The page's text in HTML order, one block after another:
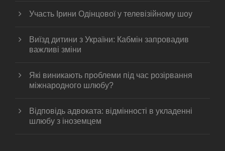
Участь Ірини Одінцової у телевізійному шоу
Виїзд дитини з України: Кабмін запровадив
важливі зміни
Які виникають проблеми під час розірвання
міжнародного шлюбу?
Відповідь адвоката: відмінності в укладенні
шлюбу з іноземцем